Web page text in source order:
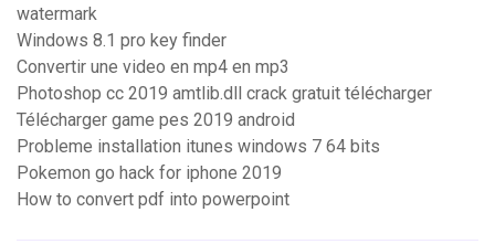
watermark
Windows 8.1 pro key finder
Convertir une video en mp4 en mp3
Photoshop cc 2019 amtlib.dll crack gratuit télécharger
Télécharger game pes 2019 android
Probleme installation itunes windows 7 64 bits
Pokemon go hack for iphone 2019
How to convert pdf into powerpoint